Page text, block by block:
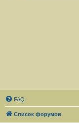
FAQ
Список форумов